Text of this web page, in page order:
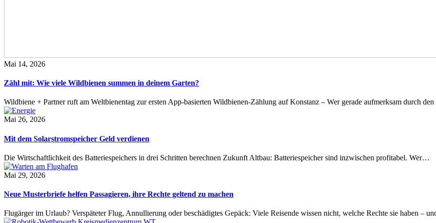
Mai 14, 2026
Zähl mit: Wie viele Wildbienen summen in deinem Garten?
Wildbiene + Partner ruft am Weltbienentag zur ersten App-basierten Wildbienen-Zählung auf Konstanz – Wer gerade aufmerksam durch
Mai 26, 2026
Mit dem Solarstromspeicher Geld verdienen
Die Wirtschaftlichkeit des Batteriespeichers in drei Schritten berechnen Zukunft Altbau: Batteriespeicher sind inzwischen profitabel. Wer…
Mai 29, 2026
Neue Musterbriefe helfen Passagieren, ihre Rechte geltend zu machen
Flugärger im Urlaub? Verspäteter Flug, Annullierung oder beschädigtes Gepäck: Viele Reisende wissen nicht, welche Rechte sie haben –